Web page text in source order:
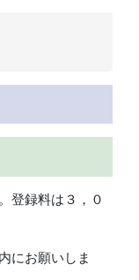
登録料は３，０
にお願いしま